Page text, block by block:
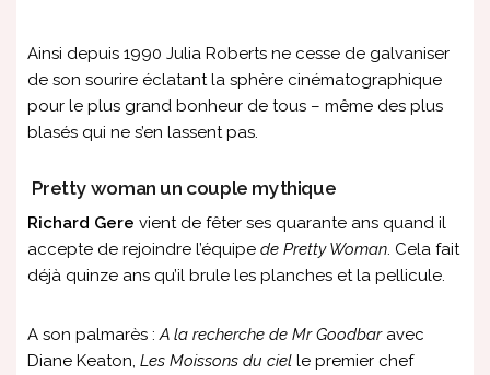
Ainsi depuis 1990 Julia Roberts ne cesse de galvaniser
de son sourire éclatant la sphère cinématographique
pour le plus grand bonheur de tous – même des plus
blasés qui ne s’en lassent pas.
Pretty woman un couple mythique
Richard Gere vient de fêter ses quarante ans quand il
accepte de rejoindre l’équipe de Pretty Woman. Cela fait
déjà quinze ans qu’il brule les planches et la pellicule.
A son palmarès :A la recherche de Mr Goodbaravec
Diane Keaton, Les Moissons du ciel le premier chef